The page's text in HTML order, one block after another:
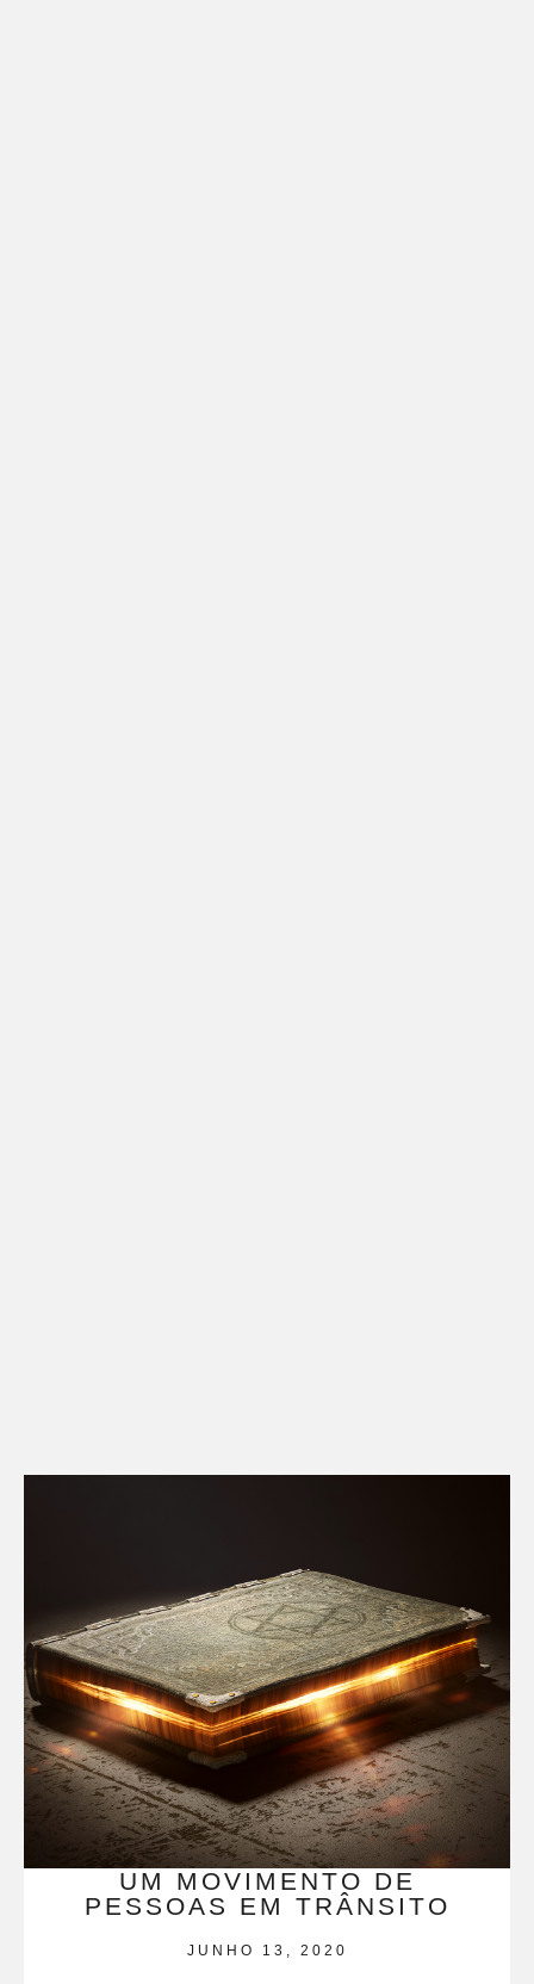
UM MOVIMENTO DE
PESSOAS EM TRÂNSITO
JUNHO 13, 2020